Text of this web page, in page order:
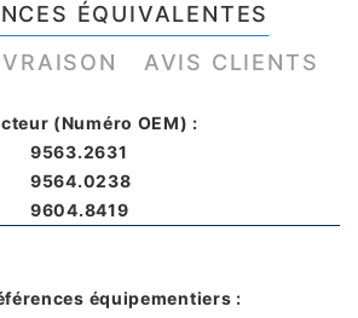
ÉQUIVALENTES
AVIS CLIENTS
(Numéro OEM) :
9563.2631
9564.0238
9604.8419
équipementiers :